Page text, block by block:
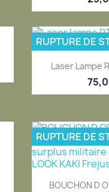

Laser Lampe
RUPTURE DE

BOUCHON D
RUPTURE DE